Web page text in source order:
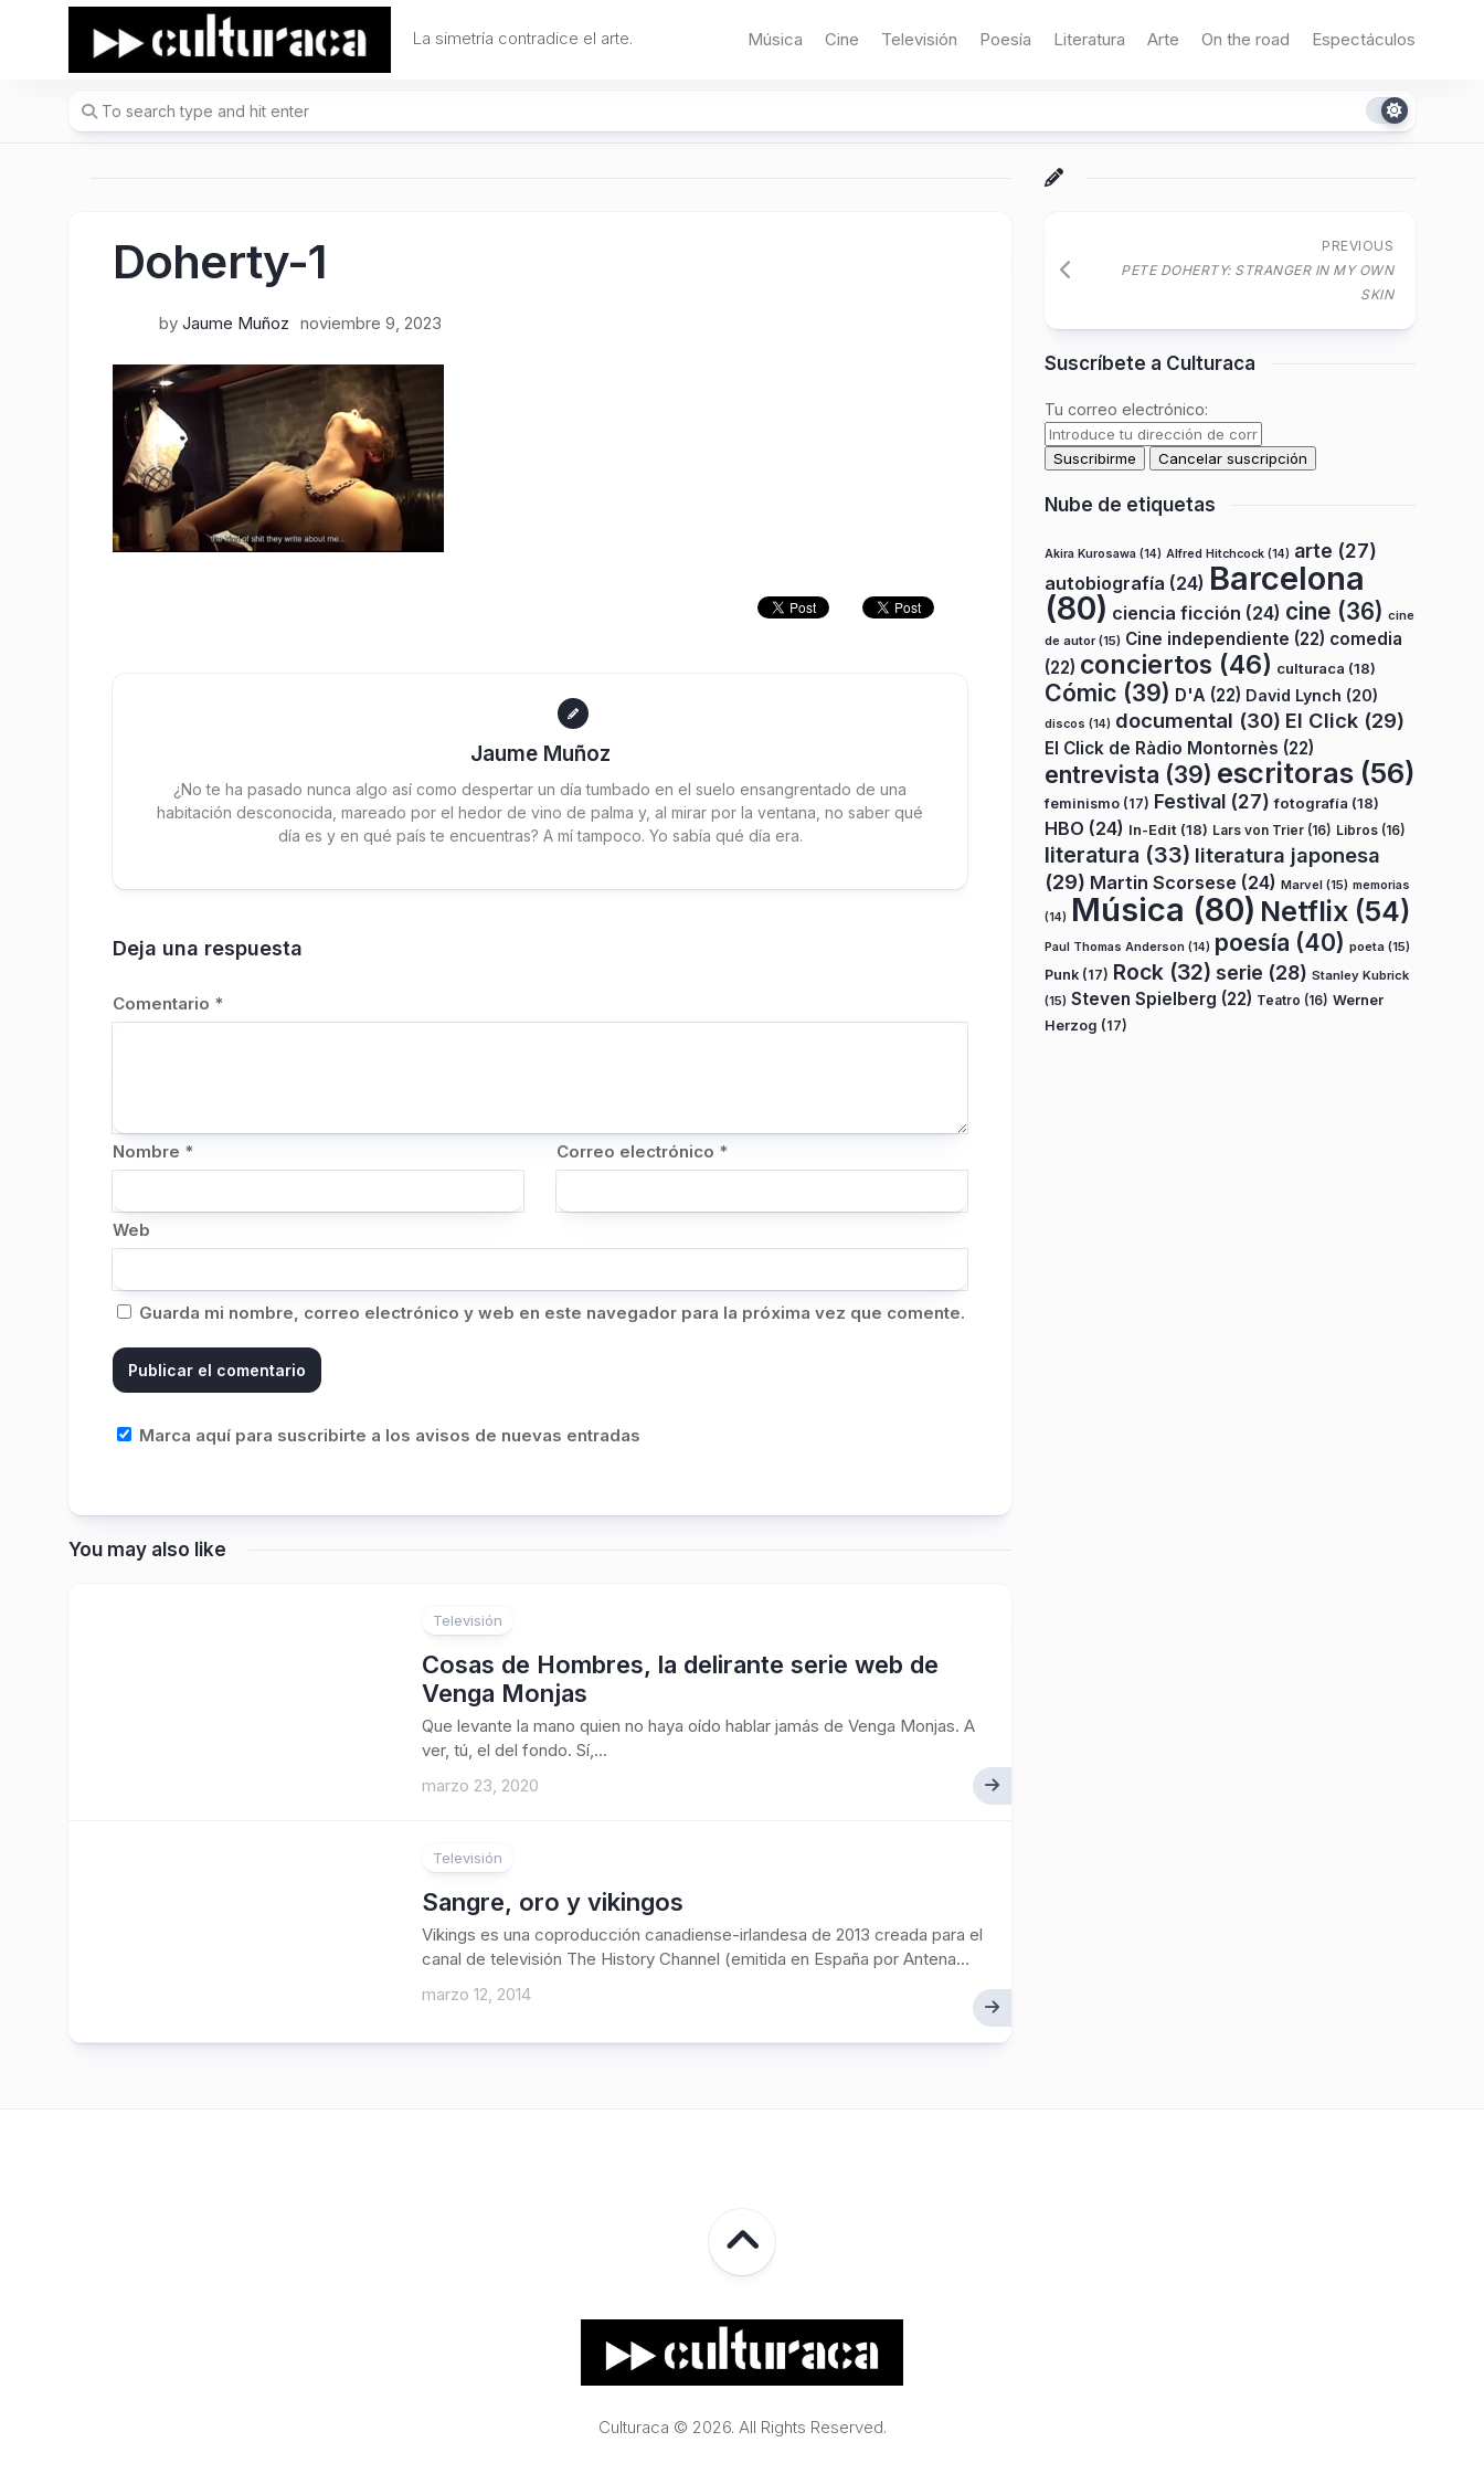
La simetría contradice el arte. Música Cine Televisión Poesía Literatura Arte On the road Espectáculos
Doherty-1
by Jaume Muñoz noviembre 9, 2023
Jaume Muñoz
¿No te ha pasado nunca algo así como despertar un día tumbado en el suelo ensangrentado de una
habitación desconocida, mareado por el hedor de vino de palma y, al mirar por la ventana, no saber qué
día es y en qué país te encuentras? A mí tampoco. Yo sabía qué día era.
Deja una respuesta
Comentario *
Nombre * Correo electrónico *
Web
Guarda mi nombre, correo electrónico y web en este navegador para la próxima vez que comente.
Marca aquí para suscribirte a los avisos de nuevas entradas
You may also like
Televisión
Cosas de Hombres, la delirante serie web de
Venga Monjas
Que levante la mano quien no haya oído hablar jamás de Venga Monjas. A
ver, tú, el del fondo. Sí,...
marzo 23, 2020
Televisión
Sangre, oro y vikingos
Vikings es una coproducción canadiense-irlandesa de 2013 creada para el
canal de televisión The History Channel (emitida en España por Antena...
marzo 12, 2014
PREVIOUS
PETE DOHERTY: STRANGER IN MY OWN
SKIN
Suscríbete a Culturaca
Tu correo electrónico:
Nube de etiquetas
Akira Kurosawa (14) Alfred Hitchcock (14) arte (27)
autobiografía (24) Barcelona
(80) ciencia ficción (24) cine (36) cine
de autor(15) Cine independiente (22) comedia
(22) conciertos (46) culturaca (18)
Cómic (39) D'A (22) David Lynch (20)
discos (14) documental (30) El Click (29)
El Click de Ràdio Montornès (22)
entrevista (39) escritoras (56)
feminismo (17) Festival (27) fotografía (18)
HBO (24) In-Edit (18) Lars von Trier (16) Libros (16)
literatura (33) literatura japonesa
(29) Martin Scorsese (24) Marvel (15) memorias
(14) Música (80) Netflix (54)
Paul Thomas Anderson (14) poesía (40) poeta (15)
Punk (17) Rock (32) serie (28) Stanley Kubrick
(15) Steven Spielberg (22) Teatro (16) Werner
Herzog (17)
Culturaca © 2026. All Rights Reserved.